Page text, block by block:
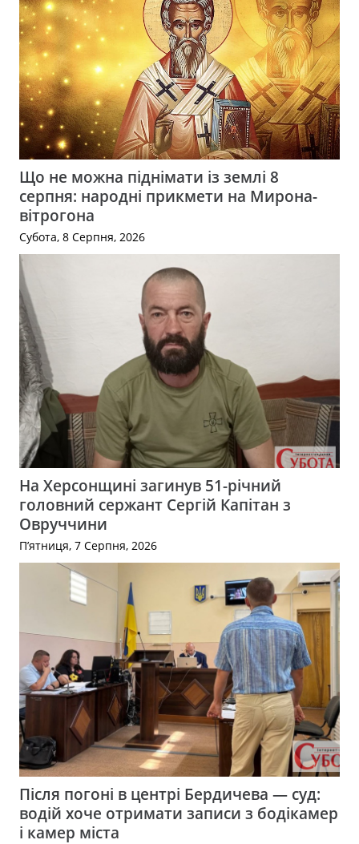
Що не можна піднімати із землі 8
серпня: народні прикмети на Мирона-
вітрогона
Субота, 8 Серпня, 2026
На Херсонщині загинув 51-річний
головний сержант Сергій Капітан з
Овруччини
П’ятниця, 7 Серпня, 2026
Після погоні в центрі Бердичева — суд:
водій хоче отримати записи з бодікамер
і камер міста